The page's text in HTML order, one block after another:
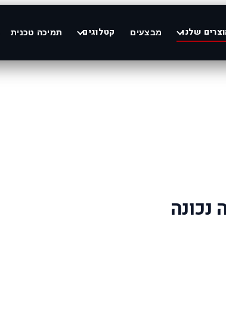
שלנו מבצעים קטלוגים תמיכה טכנית
נכונה